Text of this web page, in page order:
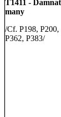
T1411 -
many
/Cf. P198, P200,
P362, P383/